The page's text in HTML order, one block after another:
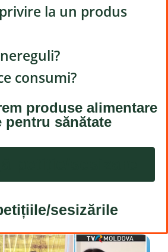
la un produs
consumi?
produse alimentare
pentru sănătate
sesizările